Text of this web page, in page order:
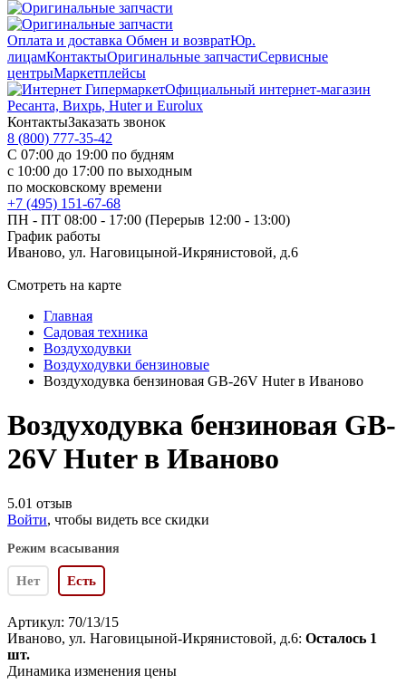
Оплата и доставка Обмен и возвратЮр.
лицамКонтактыОригинальные запчастиСервисные
центрыМаркетплейсы
Официальный интернет-магазин
Ресанта, Вихрь, Huter и Eurolux
КонтактыЗаказать звонок
8 (800) 777-35-42
С 07:00 до 19:00 по будням
с 10:00 до 17:00 по выходным
по московскому времени
+7 (495) 151-67-68
ПН - ПТ 08:00 - 17:00 (Перерыв 12:00 - 13:00)
График работы
Иваново, ул. Наговицыной-Икрянистовой, д.6
Смотреть на карте
Главная
Садовая техника
Воздуходувки
Воздуходувки бензиновые
Воздуходувка бензиновая GB-26V Huter в Иваново
Воздуходувка бензиновая GB-
26V Huter в Иваново
5.01 отзыв
Войти, чтобы видеть все скидки
Режим всасывания
Нет Есть
Артикул: 70/13/15
Иваново, ул. Наговицыной-Икрянистовой, д.6: Осталось 1
шт.
Динамика изменения цены